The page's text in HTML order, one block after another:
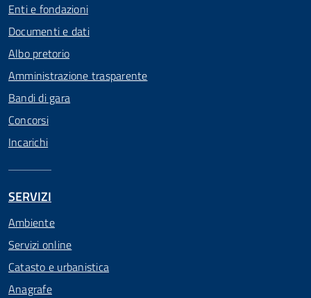
Enti e fondazioni
Documenti e dati
Albo pretorio
Amministrazione trasparente
Bandi di gara
Concorsi
Incarichi
SERVIZI
Ambiente
Servizi online
Catasto e urbanistica
Anagrafe